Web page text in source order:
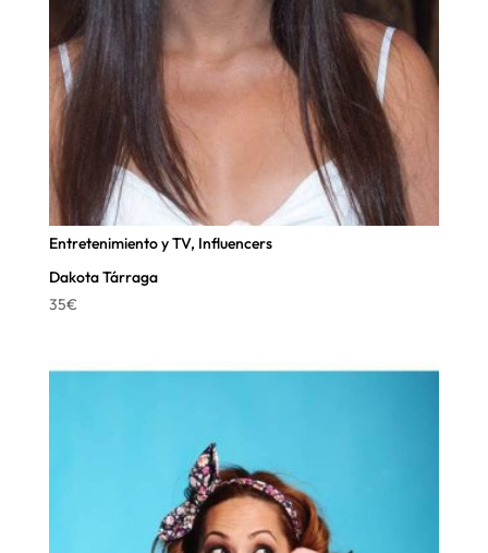
Entretenimiento y TV, Influencers
Dakota Tárraga
35€